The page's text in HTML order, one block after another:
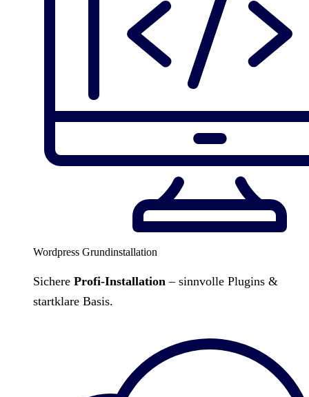
Wordpress Grundinstallation
Sichere Profi-Installation – sinnvolle Plugins &
startklare Basis.